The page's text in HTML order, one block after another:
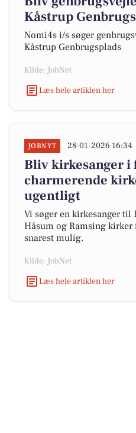
Kåstrup
Nomi4s i/s søger
Kåstrup Genbrugsplads
Kilde: JobNet
Læs hele artiklen her
JOBNYT 28-01-2026 16:34
Bliv kirkesanger i
charmerende
ugentligt
Vi søger en kirkesanger
Håsum og Ramsing
snarest mulig.
Kilde: JobNet
Læs hele artiklen her